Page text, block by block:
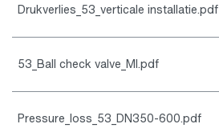
Drukverlies_53_verticale installatie.pdf
53_Ball check valve_MI.pdf
Pressure_loss_53_DN350-600.pdf